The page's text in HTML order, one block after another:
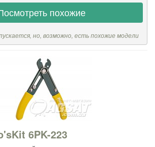
похожие
но, возможно, есть похожие модели
6PK-223